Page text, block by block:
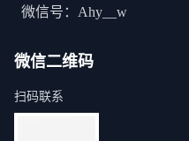
微信号：Ahy__w
微信二维码
扫码联系